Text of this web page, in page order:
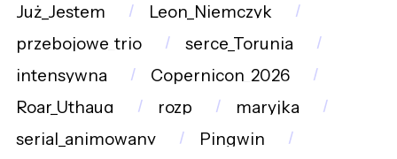
Już_Jestem
Leon_Niemczyk
przebojowe_trio
serce_Torunia
intensywna
Copernicon_2026
Roar_Uthaug
rozp
maryjka
serial_animowany
Pingwin